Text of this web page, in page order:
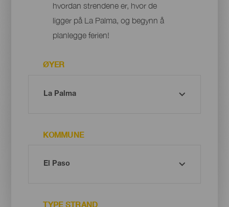
hvordan strendene er, hvor de
ligger på La Palma, og begynn å
planlegge ferien!
ØYER
KOMMUNE
TYPE STRAND